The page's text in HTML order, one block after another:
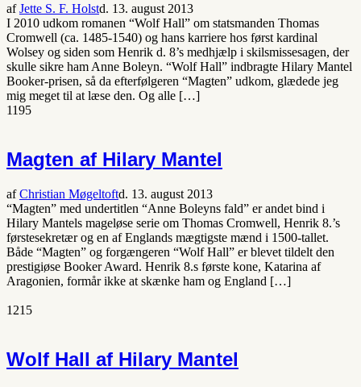
afJette S. F. Holstd. 13. august 2013
I 2010 udkom romanen “Wolf Hall” om statsmanden Thomas
Cromwell (ca. 1485-1540) og hans karriere hos først kardinal
Wolsey og siden som Henrik d. 8’s medhjælp i skilsmissesagen, der
skulle sikre ham Anne Boleyn. “Wolf Hall” indbragte Hilary Mantel
Booker-prisen, så da efterfølgeren “Magten” udkom, glædede jeg
mig meget til at læse den. Og alle […]
1195
Magten af Hilary Mantel
afChristian Møgeltoftd. 13. august 2013
“Magten” med undertitlen “Anne Boleyns fald” er andet bind i
Hilary Mantels mageløse serie om Thomas Cromwell, Henrik 8.’s
førstesekretær og en af Englands mægtigste mænd i 1500-tallet.
Både “Magten” og forgængeren “Wolf Hall” er blevet tildelt den
prestigiøse Booker Award. Henrik 8.s første kone, Katarina af
Aragonien, formår ikke at skænke ham og England […]
1215
Wolf Hall af Hilary Mantel